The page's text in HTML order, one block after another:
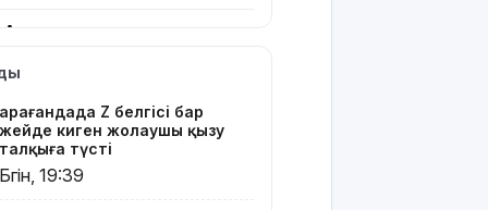
Аптаптан
«Жел
хитке
айналды
Жасанды
Қарағандада Z белгісі бар
жейде киген жолаушы қызу
талқыға түсті
Бүгін, 19:39